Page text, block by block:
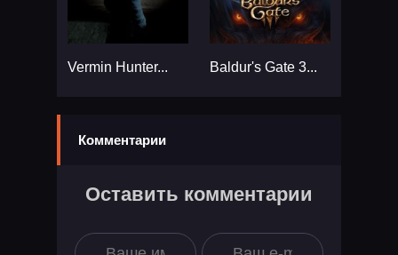
Vermin Hunter... Baldur's Gate 3...
Комментарии
Оставить комментарии